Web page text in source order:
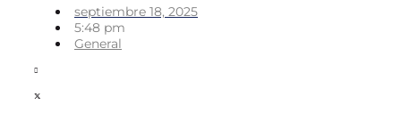
septiembre 18, 2025
5:48 pm
General